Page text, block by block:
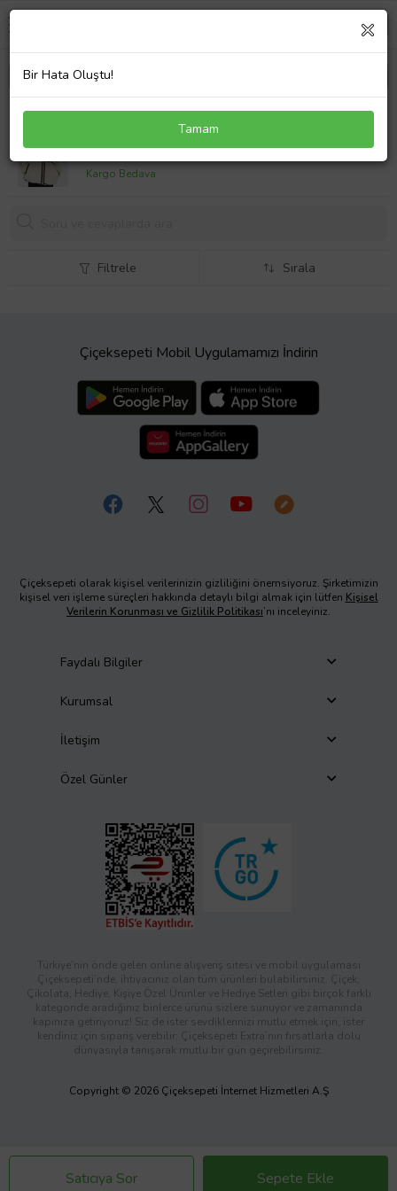
Only Kadın Teddy Ekru Peluş Mont - 15322440
3599,90 TL
Kargo Bedava
Satıcıya Sor Sepete Ekle
Filtrele Sırala
Çiçeksepeti Mobil Uygulamamızı İndirin
Çiçeksepeti olarak kişisel verilerinizin gizliliğini önemsiyoruz. Şirketimizin
kişisel veri işleme süreçleri hakkında detaylı bilgi almak için lütfen Kişisel
Verilerin Korunması ve Gizlilik Politikası’nı inceleyiniz.
Faydalı Bilgiler
Kurumsal
İletişim
Özel Günler
Türkiye’nin önde gelen online alışveriş sitesi ve mobil uygulaması
Çiçeksepeti’nde, ihtiyacınız olan tüm ürünleri bulabilirsiniz. Çiçek,
Çikolata, Hediye, Kişiye Özel Ürünler ve Hediye Setleri gibi birçok farklı
kategoride aradığınız binlerce ürünü sizlere sunuyor ve zamanında
kapınıza getiriyoruz! Siz de ister sevdiklerinizi mutlu etmek için, ister
kendiniz için sipariş verebilir; Çiçeksepeti Extra’nın fırsatlarla dolu
dünyasıyla tanışarak mutlu bir gün geçirebilirsiniz.
Copyright © 2026 Çiçeksepeti İnternet Hizmetleri A.Ş
Bir Hata Oluştu!
Tamam